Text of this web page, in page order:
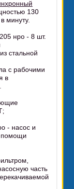
130
минуту.
нро - 8 шт.
стальной
с рабочими
в
- насос и
помощи
часть